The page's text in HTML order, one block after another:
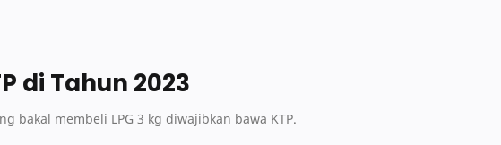
di Tahun 2023
bakal membeli LPG 3 kg diwajibkan bawa KTP.